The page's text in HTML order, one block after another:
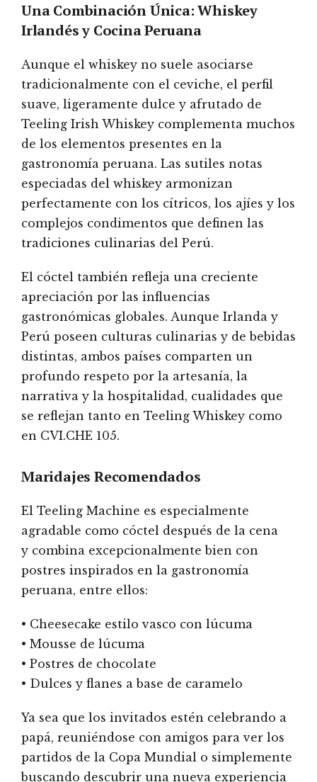
Una Combinación Única: Whiskey
Irlandés y Cocina Peruana
Aunque el whiskey no suele asociarse
tradicionalmente con el ceviche, el perfil
suave, ligeramente dulce y afrutado de
Teeling Irish Whiskey complementa muchos
de los elementos presentes en la
gastronomía peruana. Las sutiles notas
especiadas del whiskey armonizan
perfectamente con los cítricos, los ajíes y los
complejos condimentos que definen las
tradiciones culinarias del Perú.
El cóctel también refleja una creciente
apreciación por las influencias
gastronómicas globales. Aunque Irlanda y
Perú poseen culturas culinarias y de bebidas
distintas, ambos países comparten un
profundo respeto por la artesanía, la
narrativa y la hospitalidad, cualidades que
se reflejan tanto en Teeling Whiskey como
en CVI.CHE 105.
Maridajes Recomendados
El Teeling Machine es especialmente
agradable como cóctel después de la cena
y combina excepcionalmente bien con
postres inspirados en la gastronomía
peruana, entre ellos:
• Cheesecake estilo vasco con lúcuma
• Mousse de lúcuma
• Postres de chocolate
• Dulces y flanes a base de caramelo
Ya sea que los invitados estén celebrando a
papá, reuniéndose con amigos para ver los
partidos de la Copa Mundial o simplemente
buscando descubrir una nueva experiencia